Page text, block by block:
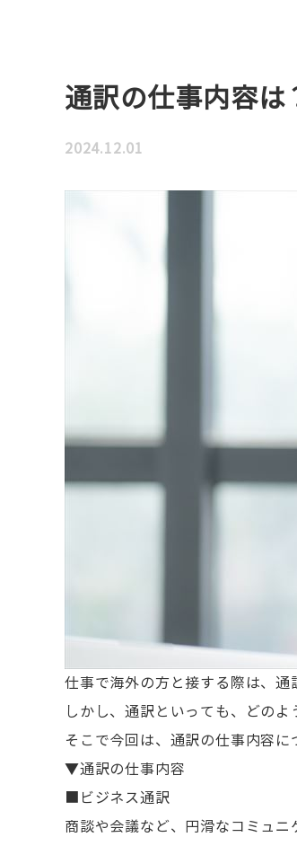
通訳の仕事内容は
2024.12.01
仕事で海外の方と接する際は、通
しかし、通訳といっても、どの
そこで今回は、通訳の仕事内容に
▼通訳の仕事内容
■ビジネス通訳
商談や会議など、円滑なコミュニ